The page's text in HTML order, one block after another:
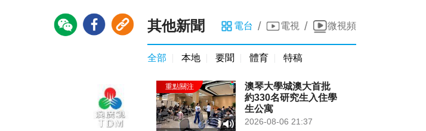
其他新聞 電台 / 電視 / 微視頻
全部 本地 要聞 體育 特稿
澳琴大學城澳大首批
約330名研究生入住學
生公寓
2026-08-06 21:37